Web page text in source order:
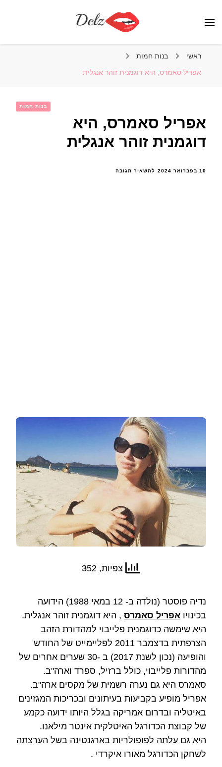
ראשי בנות חמות
אפריל סאמרס, היא דוגמנית זוהר אנגלית
בנות חמות
אפריל סאמרס, היא
דוגמנית זוהר אנגלית
10 בפברואר 2024 להשאיר תגובהבנושא
צפיות, 352
נדיה פוסטר (נולדה ב- 12 במאי 1988) הידועה
בכינויו אפריל סאמרס , היא דוגמנית זוהר אנגלית.
היא שימשה כדוגמנית פלייבוי למהדורת הזהב
הצרפתית בדצמבר 2011 לפליימייט של החודש
והופיעה (נכון לשנת 2017) ב -30 שערים אחרים של
מהדורות פלייבוי, כולל ברזיל, ספרד וארה"ב.
סאמרס היא גם נערה רשמית של מקסים ארה"ב.
אפריל מופיע בקביעות בעיתונים ובכריכות המגזינים
באיטליה ובדרום אמריקה בגלל היותו ידועה כקמע
של קבוצת הכדורגל האיטלקית אינטר מילאנו.
היא גם עלתה לפופולריות בארגנטינה בשל הערצתה
לשחקן הכדורגל מאורו איקרדי .